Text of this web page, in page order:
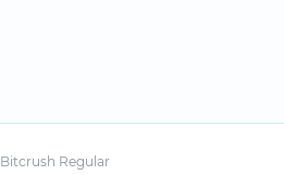
Bitcrush Regular